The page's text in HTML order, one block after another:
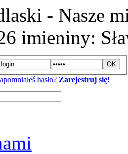
- Nasze
imieniny:
hasło? Zarejestruj się!